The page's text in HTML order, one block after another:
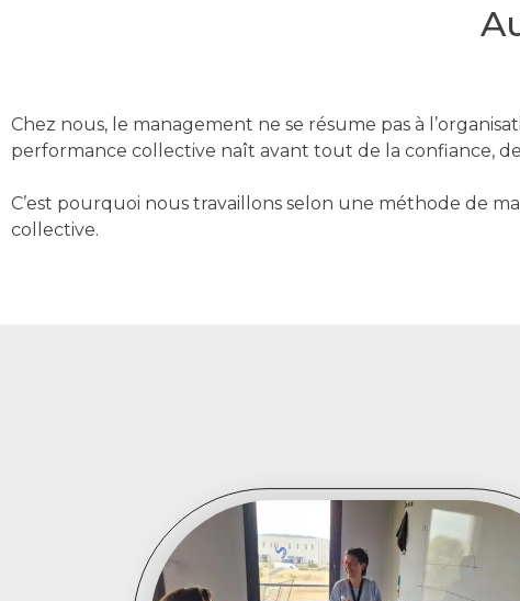
Chez nous, le management ne se résume pas à
performance collective naît avant tout de la confiance,
C’est pourquoi nous travaillons selon une méthode de
collective.